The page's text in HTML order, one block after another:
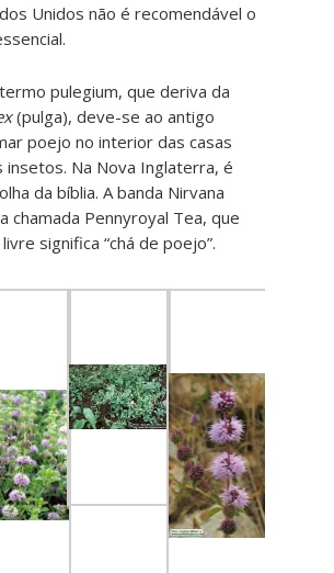
Unidos não é recomendável o
pulegium, que deriva da
(pulga), deve-se ao antigo
poejo no interior das casas
Na Nova Inglaterra, é
da bíblia. A banda Nirvana
chamada Pennyroyal Tea, que
significa “chá de poejo”.